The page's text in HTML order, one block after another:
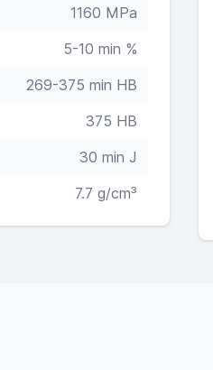
1160 MPa
5-10 min %
269-375 min HB
375 HB
30 min J
7.7 g/cm³